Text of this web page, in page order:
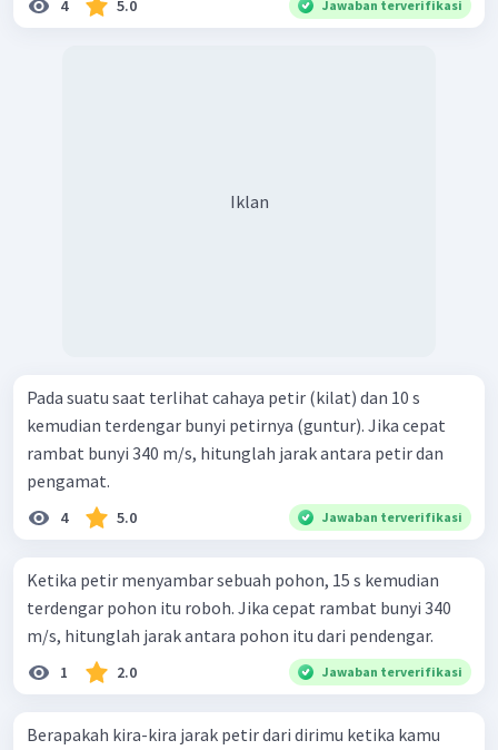
4 5.0 Jawaban terverifikasi
Iklan
Pada suatu saat terlihat cahaya petir (kilat) dan 10 s
kemudian terdengar bunyi petirnya (guntur). Jika cepat
rambat bunyi 340 m/s, hitunglah jarak antara petir dan
pengamat.
4 5.0 Jawaban terverifikasi
Ketika petir menyambar sebuah pohon, 15 s kemudian
terdengar pohon itu roboh. Jika cepat rambat bunyi 340
m/s, hitunglah jarak antara pohon itu dari pendengar.
1 2.0 Jawaban terverifikasi
Berapakah kira-kira jarak petir dari dirimu ketika kamu